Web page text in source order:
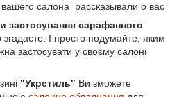
салона рассказывали о вас
застосування сарафанного
згадаєте. І просто подумайте, яким
застосувати у своєму салоні
"Укрстиль" Ви зможете